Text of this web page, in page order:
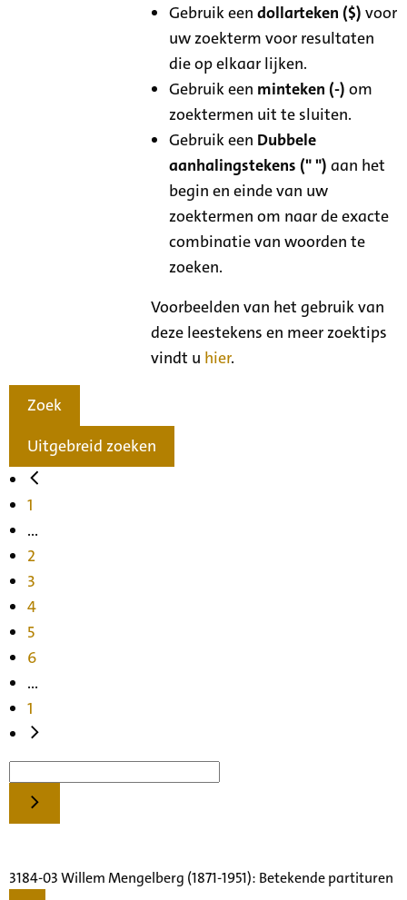
Gebruik eendollarteken ($) voor
uw zoekterm voor resultaten
die op elkaar lijken.
Gebruik een minteken (-) om
zoektermen uit te sluiten.
Gebruik een Dubbele
aanhalingstekens (" ") aan het
begin en einde van uw
zoektermen om naar de exacte
combinatie van woorden te
zoeken.
Voorbeelden van het gebruik van
deze leestekens en meer zoektips
vindt u hier.
Zoek
Uitgebreid zoeken
1
...
2
3
4
5
6
...
1
3184-03 Willem Mengelberg (1871-1951): Betekende partituren